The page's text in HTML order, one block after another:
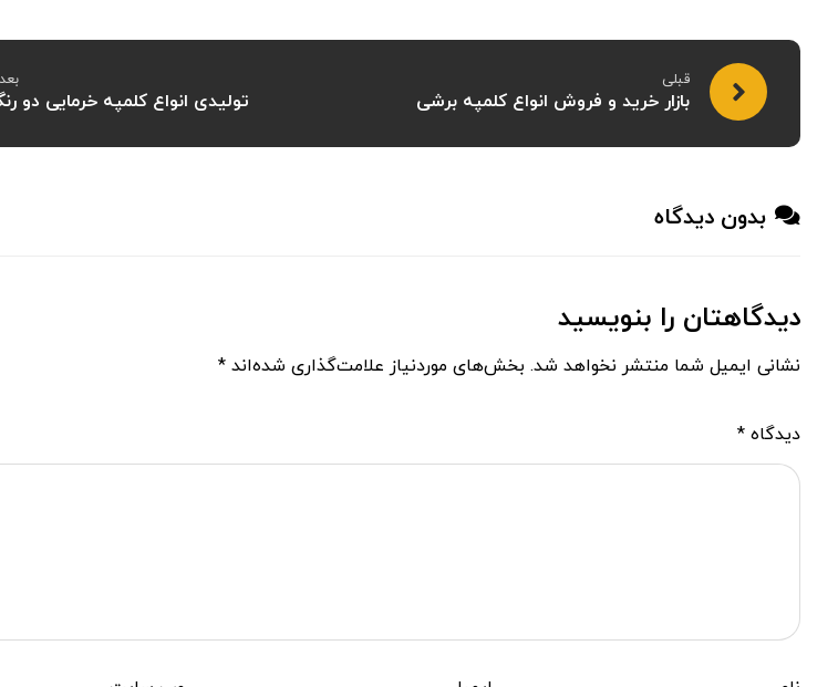
قبلی
بازار خرید و فروش انواع کلمپه برشی تولیدی انواع کلمپه خرمایی دو
بدون دیدگاه
دیدگاهتان را بنویسید
نشانی ایمیل شما منتشر نخواهد شد. بخش‌های موردنیاز علامت‌گذاری شده‌اند *
دیدگاه *